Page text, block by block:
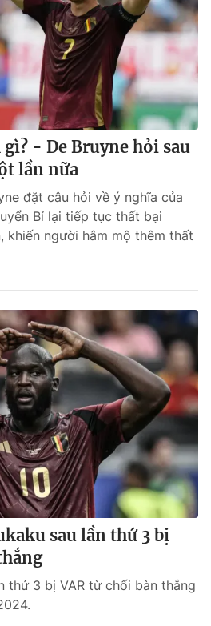
- De Bruyne hỏi sau
lần nữa
đặt câu hỏi về ý nghĩa của
Bỉ lại tiếp tục thất bại
khiến người hâm mộ thêm thất
sau lần thứ 3 bị
thứ 3 bị VAR từ chối bàn thắng